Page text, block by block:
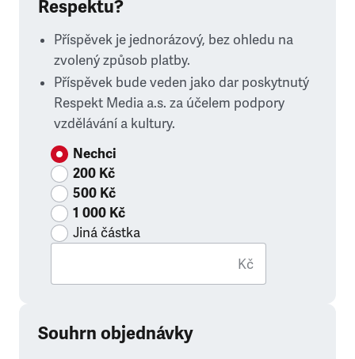
Respektu?
Příspěvek je jednorázový, bez ohledu na
zvolený způsob platby.
Příspěvek bude veden jako dar poskytnutý
Respekt Media a.s. za účelem podpory
vzdělávání a kultury.
Nechci
200 Kč
500 Kč
1 000 Kč
Jiná částka
Kč
Souhrn objednávky